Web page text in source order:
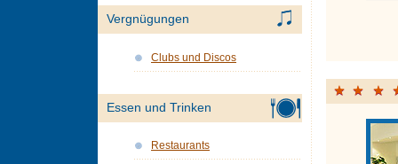
Vergnügungen
Clubs und Discos
Essen und Trinken
Restaurants